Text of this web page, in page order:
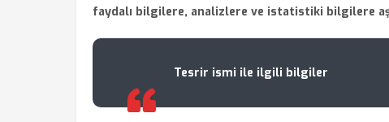
faydalı bilgilere, analizlere ve istatistiki bilgilere
Tesrir ismi ile ilgili bilgiler